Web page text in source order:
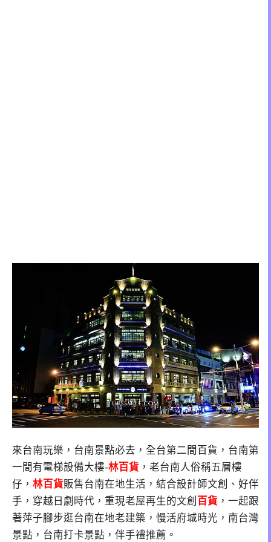
來台南玩樂，台南景點必去，全台第二間百貨，台南第
一間有電梯設備大樓-林百貨 ，老台南人俗稱五層樓
仔， 林百貨販售台南在地生活，結合設計師文創、好伴
手，穿越日劇時代，重現老屋再生的文創 百貨 ，一起跟
著萍子腳步逛台南在地老建築，慢活府城時光，南台灣
景點，台南打卡景點，伴手禮推薦。